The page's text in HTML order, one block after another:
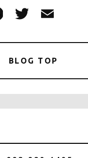
F
c
e
b
o
o
T
it
te
r
ai
BLOG TOP